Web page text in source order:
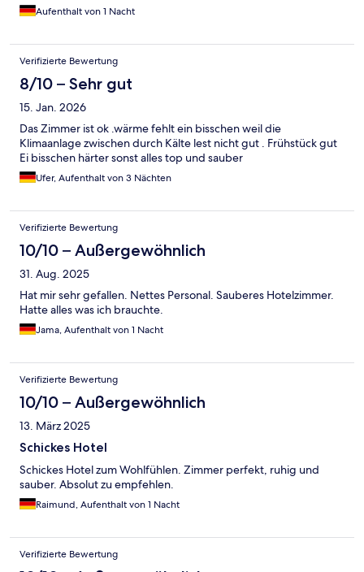
Aufenthalt von 1 Nacht
Verifizierte Bewertung
8/10 – Sehr gut
15. Jan. 2026
Das Zimmer ist ok .wärme fehlt ein bisschen weil die
Klimaanlage zwischen durch Kälte lest nicht gut . Frühstück gut
Ei bisschen härter sonst alles top und sauber
Ufer, Aufenthalt von 3 Nächten
Verifizierte Bewertung
10/10 – Außergewöhnlich
31. Aug. 2025
Hat mir sehr gefallen. Nettes Personal. Sauberes Hotelzimmer.
Hatte alles was ich brauchte.
Jama, Aufenthalt von 1 Nacht
Verifizierte Bewertung
10/10 – Außergewöhnlich
13. März 2025
Schickes Hotel
Schickes Hotel zum Wohlfühlen. Zimmer perfekt, ruhig und
sauber. Absolut zu empfehlen.
Raimund, Aufenthalt von 1 Nacht
Verifizierte Bewertung